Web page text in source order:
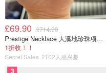
£69.90 £714.90
Prestige Necklace 大溪地珍珠项链 10-11mm
1折收！！
Secret Sales 2102人感兴趣
3